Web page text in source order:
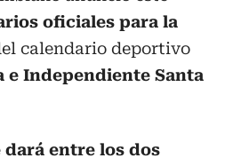
oficiales para la
calendario deportivo
Independiente Santa
dará entre los dos